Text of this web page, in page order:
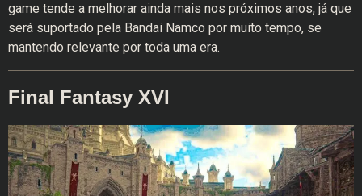
game tende a melhorar ainda mais nos próximos anos, já que
será suportado pela Bandai Namco por muito tempo, se
mantendo relevante por toda uma era.
Final Fantasy XVI